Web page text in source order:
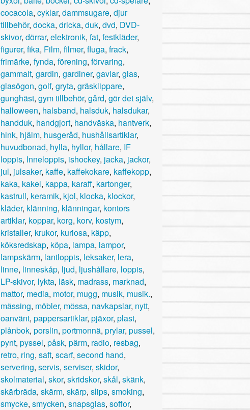
cocacola, cyklar, dammsugare, djur
tillbehör, docka, dricka, duk, dvd, DVD-
skivor, dörrar, elektronik, fat, festkläder,
figurer, fika, Film, filmer, fluga, frack,
frimärke, fynda, förening, förvaring,
gammalt, gardin, gardiner, gavlar, glas,
glasögon, golf, gryta, gräsklippare,
gunghäst, gym tillbehör, gård, gör det själv,
halloween, halsband, halsduk, halsdukar,
handduk, handgjort, handväska, hantverk,
hink, hjälm, husgeråd, hushållsartiklar,
huvudbonad, hylla, hyllor, hållare, IF
loppis, Inneloppis, ishockey, jacka, jackor,
jul, julsaker, kaffe, kaffekokare, kaffekopp,
kaka, kakel, kappa, karaff, kartonger,
kastrull, keramik, kjol, klocka, klockor,
kläder, klänning, klänningar, kontors
artiklar, koppar, korg, korv, kostym,
kristaller, krukor, kuriosa, käpp,
köksredskap, köpa, lampa, lampor,
lampskärm, lantloppis, leksaker, lera,
linne, linneskåp, ljud, ljushållare, loppis,
LP-skivor, lykta, läsk, madrass, marknad,
mattor, media, motor, mugg, musik, musik.,
mässing, möbler, mössa, navkapslar, nytt,
oanvänt, pappersartiklar, pjäxor, plast,
plånbok, porslin, portmonnä, prylar, pussel,
pynt, pyssel, påsk, pärm, radio, resbag,
retro, ring, saft, scarf, second hand,
servering, servis, serviser, skidor,
skolmaterial, skor, skridskor, skål, skänk,
skärbräda, skärm, skärp, slips, smoking,
smycke, smycken, snapsglas, soffor,